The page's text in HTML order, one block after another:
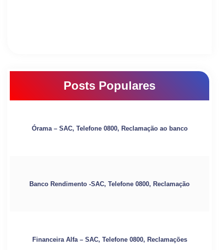
Posts Populares
Órama – SAC, Telefone 0800, Reclamação ao banco
Banco Rendimento -SAC, Telefone 0800, Reclamação
Financeira Alfa – SAC, Telefone 0800, Reclamações